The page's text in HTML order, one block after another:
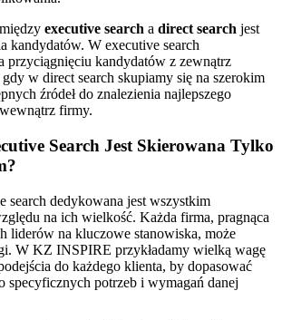
executive search a direct search jest
kandydatów. W executive search
przyciągnięciu kandydatów z zewnątrz
w direct search skupiamy się na szerokim
źródeł do znalezienia najlepszego
firmy.
Search Jest Skierowana Tylko
search dedykowana jest wszystkim
na ich wielkość. Każda firma, pragnąca
liderów na kluczowe stanowiska, może
W KZ INSPIRE przykładamy wielką wagę
do każdego klienta, by dopasować
specyficznych potrzeb i wymagań danej